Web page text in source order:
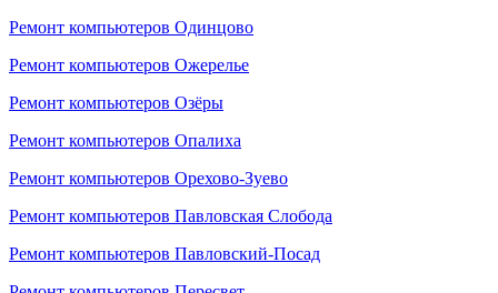
Ремонт компьютеров Одинцово
Ремонт компьютеров Ожерелье
Ремонт компьютеров Озёры
Ремонт компьютеров Опалиха
Ремонт компьютеров Орехово-Зуево
Ремонт компьютеров Павловская Слобода
Ремонт компьютеров Павловский-Посад